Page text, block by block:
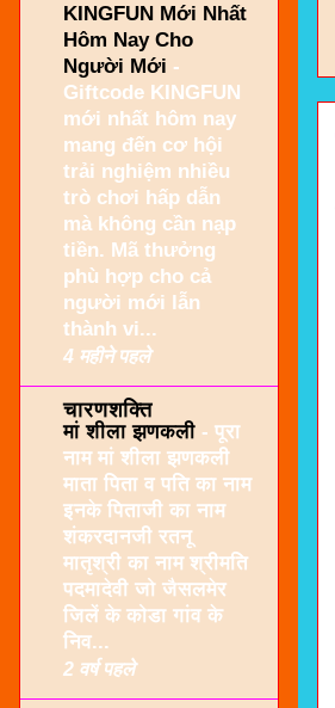
KINGFUN Mới Nhất
Hôm Nay Cho
Người Mới -
Giftcode KINGFUN
mới nhất hôm nay
mang đến cơ hội
trải nghiệm nhiều
trò chơi hấp dẫn
mà không cần nạp
tiền. Mã thưởng
phù hợp cho cả
người mới lẫn
thành vi...
4 महीने पहले
चारणशक्ति
मां शीला झणकली - पूरा
नाम मां शीला झणकली
माता पिता व पति का नाम
इनके पिताजी का नाम
शंकरदानजी रतनू
मातृश्री का नाम श्रीमति
पदमादेवी जो जैसलमेर
जिलें के कोडा गांव के
निव...
2 वर्ष पहले